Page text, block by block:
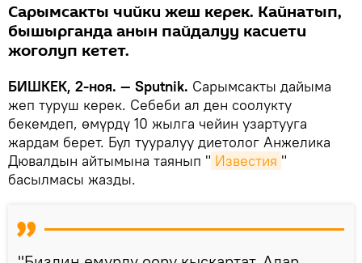
Сарымсакты чийки жеш керек. Кайнатып,
бышырганда анын пайдалуу касиети
жоголуп кетет.
БИШКЕК, 2-ноя. — Sputnik. Сарымсакты дайыма
жеп туруш керек. Себеби ал ден соолукту
бекемдеп, өмүрдү 10 жылга чейин узартууга
жардам берет. Бул тууралуу диетолог Анжелика
Дювалдын айтымына таянып " Известия "
басылмасы жазды.